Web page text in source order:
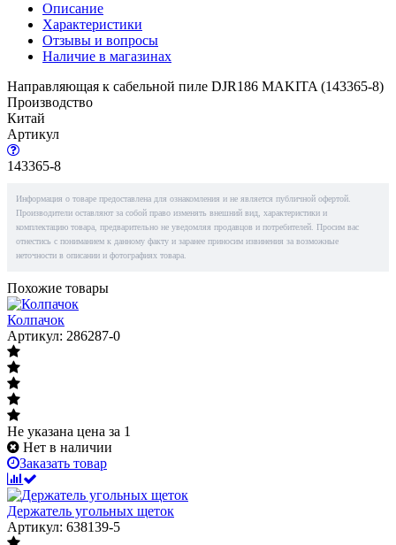
Описание
Характеристики
Отзывы и вопросы
Наличие в магазинах
Направляющая к сабельной пиле DJR186 MAKITA (143365-8)
Производство
Китай
Артикул
143365-8
Информация о товаре предоставлена для ознакомления и не является публичной офертой.
Производители оставляют за собой право изменять внешний вид, характеристики и
комплектацию товара, предварительно не уведомляя продавцов и потребителей. Просим вас
отнестись с пониманием к данному факту и заранее приносим извинения за возможные
неточности в описании и фотографиях товара.
Похожие товары
Колпачок
Артикул: 286287-0
Не указана цена за 1
Нет в наличии
Заказать товар
Держатель угольных щеток
Артикул: 638139-5